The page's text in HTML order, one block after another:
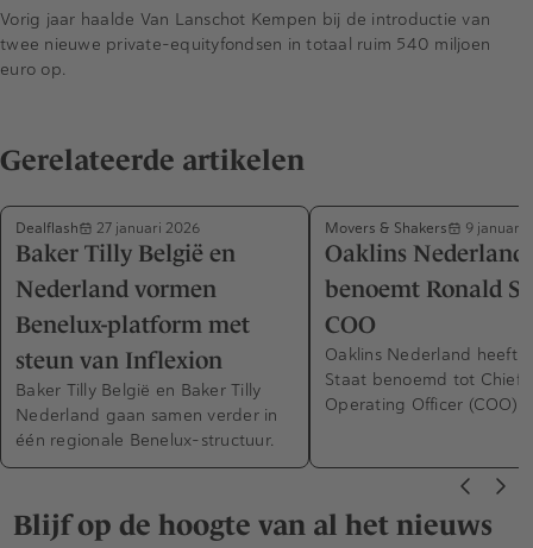
Vorig jaar haalde Van Lanschot Kempen bij de introductie van
twee nieuwe private-equityfondsen in totaal ruim 540 miljoen
euro op.
Gerelateerde artikelen
Dealflash 27 januari 2026
Baker Tilly België en
Nederland vormen
Benelux-platform met
steun van Inflexion
Baker Tilly België en Baker Tilly
Nederland gaan samen verder in
één regionale Benelux-structuur.
Movers & Shakers 9 januari
Oaklins Nederland
benoemt Ronald
COO
Oaklins Nederland heeft
Staat benoemd tot Chief
Operating Officer (COO).
Blijf op de hoogte van al het nieuws